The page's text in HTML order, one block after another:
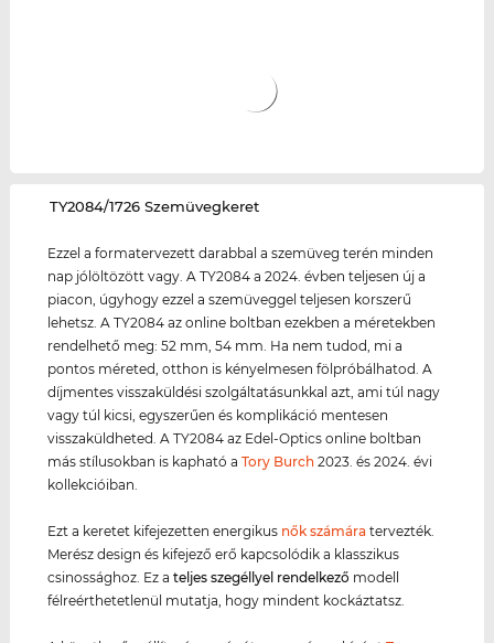
‌TY2084/1726 Szemüvegkeret
Ezzel a formatervezett darabbal a szemüveg terén minden
nap jólöltözött vagy. A TY2084 a 2024. évben teljesen új a
piacon, úgyhogy ezzel a szemüveggel teljesen korszerű
lehetsz. A TY2084 az online boltban ezekben a méretekben
rendelhető meg: 52 mm, 54 mm. Ha nem tudod, mi a
pontos méreted, otthon is kényelmesen fölpróbálhatod. A
díjmentes visszaküldési szolgáltatásunkkal azt, ami túl nagy
vagy túl kicsi, egyszerűen és komplikáció mentesen
visszaküldheted. A TY2084 az Edel-Optics online boltban
más stílusokban is kapható aTory Burch 2023. és 2024. évi
kollekcióiban.
Ezt a keretet kifejezetten energikus nők számára tervezték.
Merész design és kifejező erő kapcsolódik a klasszikus
csinossághoz. Ez ateljes szegéllyel rendelkező modell
félreérthetetlenül mutatja, hogy mindent kockáztatsz.